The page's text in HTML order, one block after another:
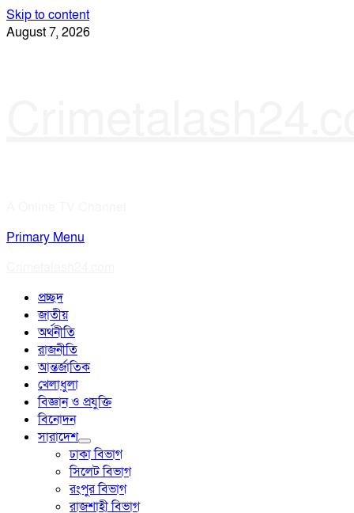
Skip to content
August 7, 2026
Primary Menu
প্রচ্ছদ
জাতীয়
অর্থনীতি
রাজনীতি
আন্তর্জাতিক
খেলাধুলা
বিজ্ঞান ও প্রযুক্তি
বিনোদন
সারাদেশ
ঢাকা বিভাগ
সিলেট বিভাগ
রংপুর বিভাগ
রাজশাহী বিভাগ